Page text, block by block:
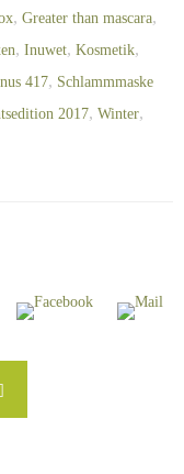
, Greater than mascara,
, Inuwet, Kosmetik,
417, Schlammmaske
2017, Winter,